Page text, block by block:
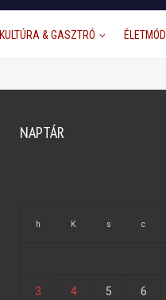
KULTÚRA & GASZTRÓ ÉLETMÓD
NAPTÁR
h K s c
3 4 5 6